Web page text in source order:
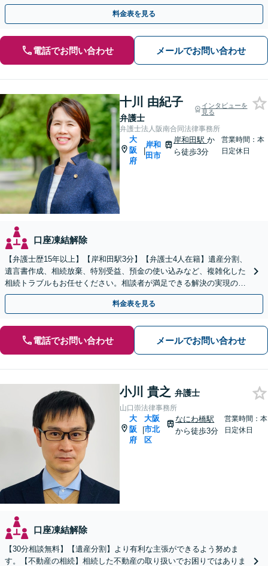
相続放棄（借金の相続）／遺言書作成
料金表を見る
電話でお問い合わせ メールでお問い合わせ
十川 由紀子
弁護士
インタビューを
見る
弁護士法人阪南合同法律事務所
大
阪
府
|
岸和
田市
岸和田駅か
ら徒歩3分
営業時間：本
日定休日
口座凍結解除
【弁護士歴15年以上】【岸和田駅3分】【弁護士4人在籍】遺産分割、
遺言書作成、相続放棄、特別受益、預金の使い込みなど、複雑化した
相続トラブルもお任せください。相談者が満足できる解決の実現のた
めに、他士業と連携し最善を尽くします【完全個室】
料金表を見る
電話でお問い合わせ メールでお問い合わせ
小川 貴之 弁護士
山口崇法律事務所
大
阪
府
|
大阪
市北
区
なにわ橋駅
から徒歩3分
営業時間：本
日定休日
口座凍結解除
【30分相談無料】【遺産分割】より有利な主張ができるよう努めま
す。【不動産の相続】相続した不動産の取り扱いでお困りではありま